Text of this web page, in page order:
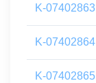
K-07402863
K-07402864
K-07402865